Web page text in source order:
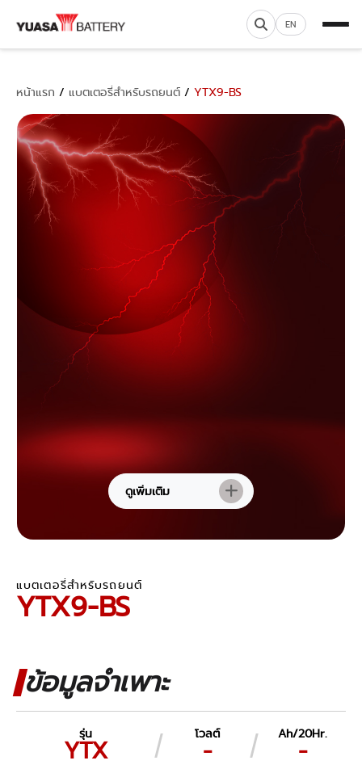
EN
หน้าแรก / แบตเตอรี่สำหรับรถยนต์ / YTX9-BS
ดูเพิ่มเติม
แบตเตอรี่สำหรับรถยนต์
YTX9-BS
ข้อมูลจำเพาะ
รุ่น
YTX
โวลต์
-
Ah/20Hr.
-